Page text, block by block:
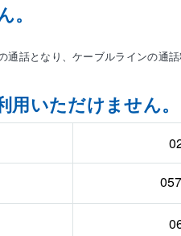
話となり、ケーブルラインの通
いただけません。